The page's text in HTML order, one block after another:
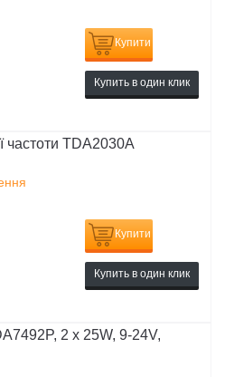
Купити
Купить в один клик
частоти TDA2030A
Купити
Купить в один клик
2 x 25W, 9-24V,